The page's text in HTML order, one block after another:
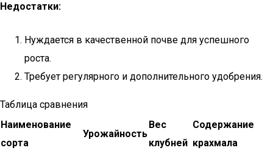
Недостатки:
Нуждается в качественной почве для успешного
роста.
Требует регулярного и дополнительного удобрения.
Таблица сравнения
Наименование
сорта
Урожайность
Вес
клубней
Содержание
крахмала